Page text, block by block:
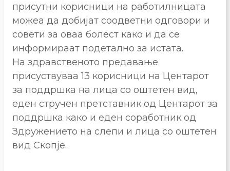
присутни корисници на работилницата
можеа да добијат соодветни одговори и
совети за оваа болест како и да се
информираат подетално за истата.
На здравственото предавање
присуствуваа 13 корисници на Центарот
за поддршка на лица со оштетен вид,
еден стручен претставник од Центарот за
поддршка како и еден соработник од
Здружението на слепи и лица со оштетен
вид Скопје.